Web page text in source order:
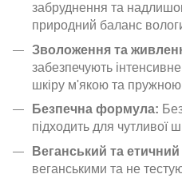
забруднення та
природний баланс
Зволоження та
забезпечують
шкіру м'якою та
Безпечна формула:
підходить для чутливої
Веганський та етичний
веганськими та не